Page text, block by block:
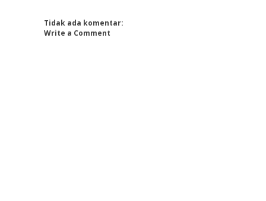
Tidak ada komentar:
Write a Comment